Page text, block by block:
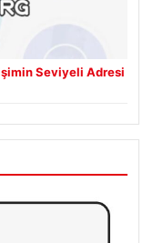
Seviyeli Adresi